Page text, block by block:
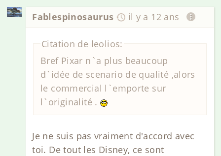
Fablespinosaurus il y a 12 ans
Citation de leolios:
Bref Pixar n`a plus beaucoup
d`idée de scenario de qualité ,alors
le commercial l`emporte sur
l`originalité .
Je ne suis pas vraiment d'accord avec
toi. De tout les Disney, ce sont